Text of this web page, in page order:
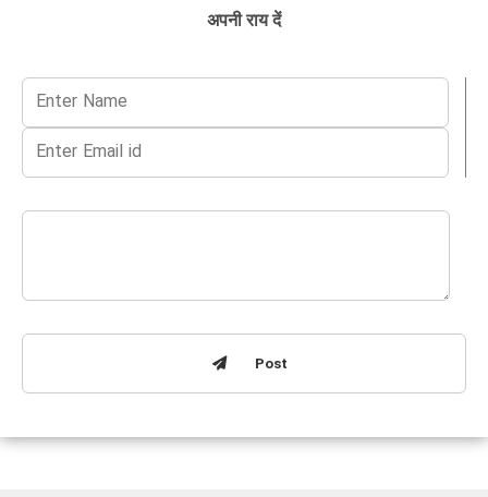
अपनी राय दें
Post